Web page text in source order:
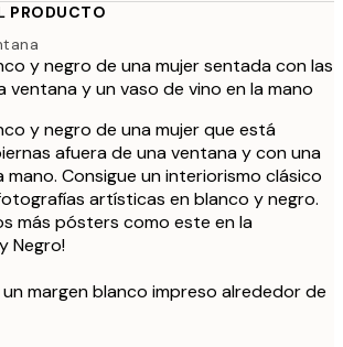
PRODUCTO
y negro de una mujer sentada con las
ventana y un vaso de vino en la mano
y negro de una mujer que está
afuera de una ventana y con una
mano. Consigue un interiorismo clásico
artísticas en blanco y negro.
más pósters como este en la
Negro!
margen blanco impreso alrededor de